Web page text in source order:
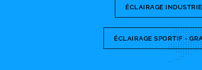
ÉCLAIRAGE
ÉCLAIRAGE SPORTIF -